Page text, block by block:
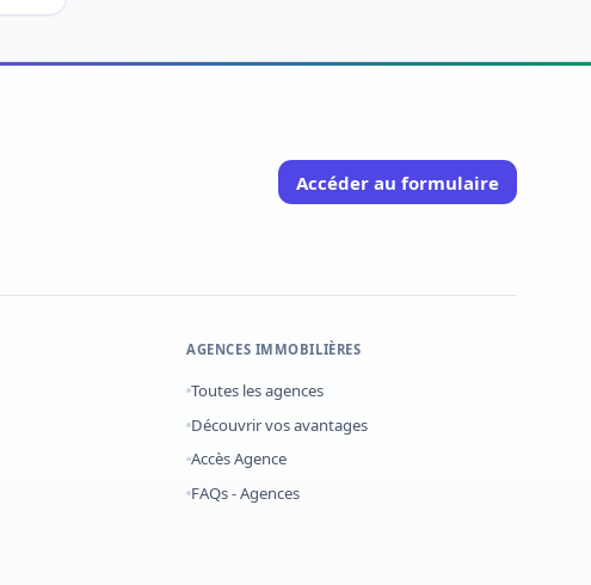
Accéder au formulaire
AGENCES IMMOBILIÈRES
Toutes les agences
Découvrir vos avantages
Accès Agence
FAQs - Agences